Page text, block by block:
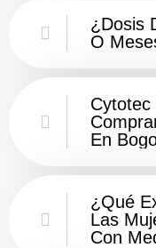
¿Dosis
O
Cytotec
En
¿Qué
Las
Con